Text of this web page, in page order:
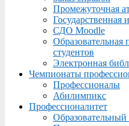
Промежуточная
Государственная
СДО Moodle
студентов
Электронная
Чемпионаты
Профессионалы
Абилимпикс
Профессионалитет
Образовательный